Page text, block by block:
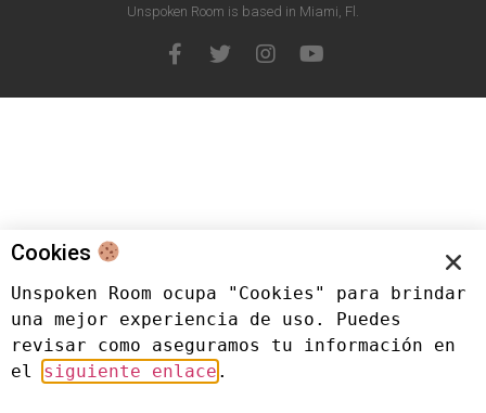
Unspoken Room is based in Miami, Fl.
Cookies
Unspoken Room ocupa "Cookies" para brindar
una mejor experiencia de uso. Puedes
revisar como aseguramos tu información en
el siguiente enlace .